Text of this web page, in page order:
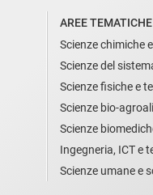
AREE TEMATICHE
Scienze chimiche
Scienze del
Scienze fisiche e
Scienze bio-
Scienze
Ingegneria, ICT e
Scienze umane e